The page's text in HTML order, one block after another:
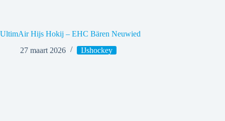
UltimAir Hijs Hokij – EHC Bären Neuwied
27 maart 2026
IJshockey